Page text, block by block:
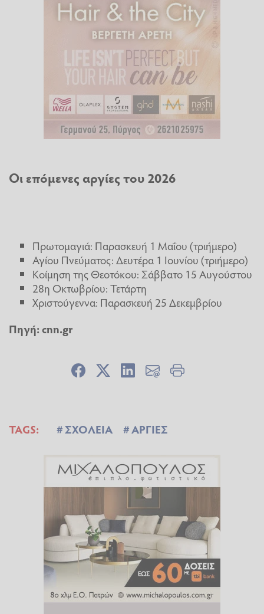
Οι επόμενες αργίες του 2026
Πρωτομαγιά: Παρασκευή 1 Μαΐου (τριήμερο)
Αγίου Πνεύματος: Δευτέρα 1 Ιουνίου (τριήμερο)
Κοίμηση της Θεοτόκου: Σάββατο 15 Αυγούστου
28η Οκτωβρίου: Τετάρτη
Χριστούγεννα: Παρασκευή 25 Δεκεμβρίου
Πηγή: cnn.gr
TAGS: ΣΧΟΛΕΙΑ ΑΡΓΙΕΣ